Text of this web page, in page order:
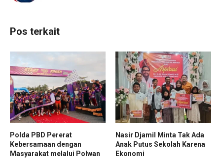
Pos terkait
Polda PBD Pererat
Kebersamaan dengan
Masyarakat melalui Polwan
Nasir Djamil Minta Tak Ada
Anak Putus Sekolah Karena
Ekonomi